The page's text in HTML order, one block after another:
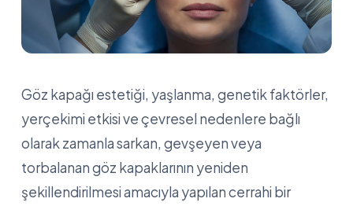
Göz kapağı estetiği, yaşlanma, genetik faktörler,
yerçekimi etkisi ve çevresel nedenlere bağlı
olarak zamanla sarkan, gevşeyen veya
torbalanan göz kapaklarının yeniden
şekillendirilmesi amacıyla yapılan cerrahi bir